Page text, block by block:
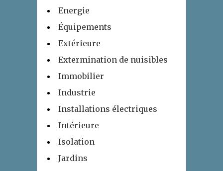
Energie
Équipements
Extérieure
Extermination de nuisibles
Immobilier
Industrie
Installations électriques
Intérieure
Isolation
Jardins